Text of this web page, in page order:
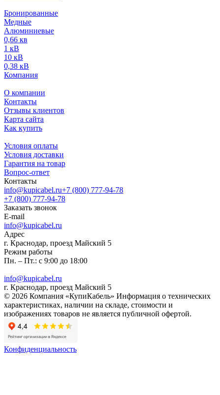
Бронированные
Медные
Алюминиевые
0,66 кв
1 кВ
10 кВ
0,38 кВ
Компания
О компании
Контакты
Отзывы клиентов
Карта сайта
Как купить
Условия оплаты
Условия доставки
Гарантия на товар
Вопрос-ответ
Контакты
info@kupicabel.ru+7 (800) 777-94-78
+7 (800) 777-94-78
Заказать звонок
E-mail
info@kupicabel.ru
Адрес
г. Краснодар, проезд Майский 5
Режим работы
Пн. – Пт.: с 9:00 до 18:00
info@kupicabel.ru
г. Краснодар, проезд Майский 5
© 2026 Компания «КупиКабель» Информация о технических
характеристиках, наличии на складе, стоимости и
изображениях товаров не является публичной офертой.
Конфиденциальность